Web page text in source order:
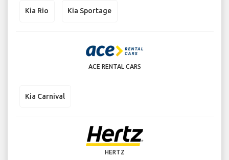
Kia Rio Kia Sportage
ACE RENTAL CARS
Kia Carnival
HERTZ